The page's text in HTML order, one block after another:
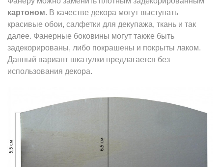
картоном. В качестве декора могут выступать
красивые обои, салфетки для декупажа, ткань и так
далее. Фанерные боковины могут также быть
задекорированы, либо покрашены и покрыты лаком.
Данный вариант шкатулки предлагается без
использования декора.